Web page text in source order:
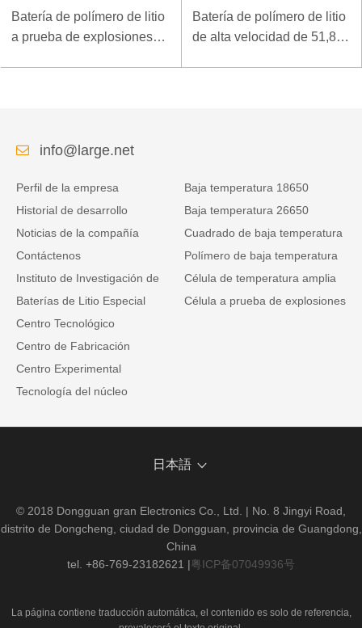
Batería de polímero de litio
a prueba de explosiones
Batería de polímero de litio
de alta velocidad de 51,8 V
info@large.net
Perfil de la empresa
Historial de desarrollo
Noticias de la compañía
Contáctenos
Instituto de Investigación de
Baterías de Litio Especial
Centro Tecnológico
Centro de Fabricación
Centro Experimental
Tecnología del núcleo
Baja temperatura 18650
Baja temperatura 26650
Cuadrado de baja temperatura
Polímero de baja temperatura
Célula de temperatura amplia
Célula a prueba de explosiones
日本語
© 2018 Dongguan gran Electronics Co., Ltd. | No. 8 Jingyi Road,
distrito de Dongcheng, ciudad de Dongguan, provincia de Guangdong,
China
tel. +86-769-23182621 |粤ICP备07049936号
La página contiene traducción automática, el contenido es solo de referencia,